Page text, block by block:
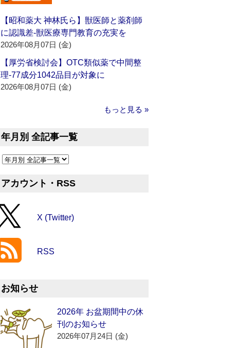
【昭和薬大 神林氏ら】獣医師と薬剤師
に認識差‐獣医療専門教育の充実を
2026年08月07日 (金)
【厚労省検討会】OTC類似薬で中間整
理‐77成分1042品目が対象に
2026年08月07日 (金)
もっと見る »
年月別 全記事一覧
アカウント・RSS
X (Twitter)
RSS
お知らせ
2026年 お盆期間中の休
刊のお知らせ
2026年07月24日 (金)